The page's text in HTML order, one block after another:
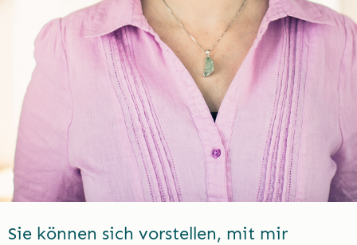
Sie können sich vorstellen, mit mir